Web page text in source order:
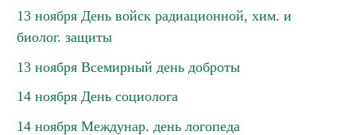
13 ноября День войск радиационной, хим. и
биолог. защиты
13 ноября Всемирный день доброты
14 ноября День социолога
14 ноября Междунар. день логопеда